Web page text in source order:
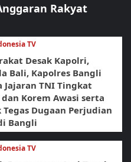
Rakyat
TV
Desak Kapolri,
Bali, Kapolres Bangli
Jajaran TNI Tingkat
Korem Awasi serta
Tegas Dugaan Perjudian
Bangli
TV